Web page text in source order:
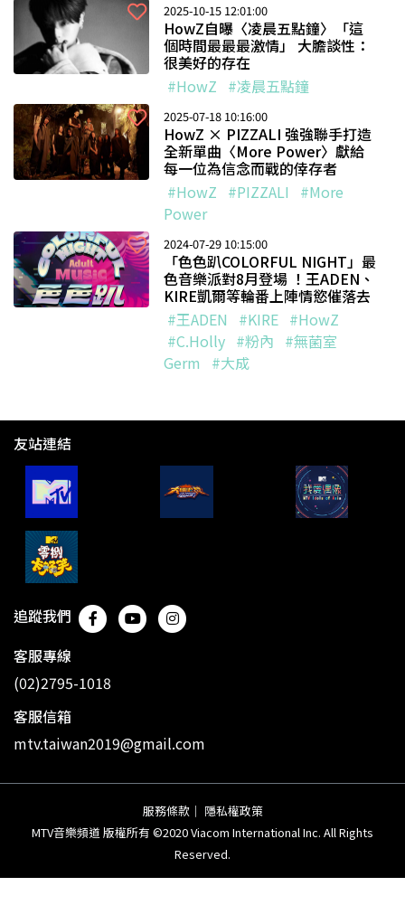
2025-10-15 12:01:00
HowZ自曝〈凌晨五點鐘〉「這
個時間最最最激情」 大膽談性：
很美好的存在
#HowZ #凌晨五點鐘
2025-07-18 10:16:00
HowZ × PIZZALI 強強聯手打造
全新單曲〈More Power〉獻給
每一位為信念而戰的倖存者
#HowZ #PIZZALI
#More
Power
2024-07-29 10:15:00
「色色趴COLORFUL NIGHT」最
色音樂派對8月登場 ！王ADEN、
KIRE凱爾等輪番上陣情慾催落去
#王ADEN
#KIRE #HowZ
#C.Holly #粉內 #無菌室
Germ
#大成
友站連結
追蹤我們
客服專線
(02)2795-1018
客服信箱
mtv.taiwan2019@gmail.com
服務條款 ｜ 隱私權政策
MTV音樂頻道 版權所有 ©2020 Viacom International Inc. All Rights
Reserved.